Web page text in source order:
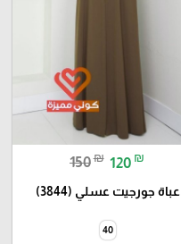
150₪ 120 ₪
عباة جورجيت عسلي (3844)
40